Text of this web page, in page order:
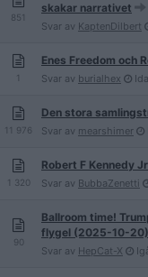
851
skakar narrativet
Svar av KaptenDilbert
1
Enes Freedom och
Svar av burialhex
11 976
Den stora
Svar av mearshimer
1 320
Robert F Kennedy
Svar av BubbaZenetti
90
Ballroom time!
flygel (2025-10-20)
Svar av HepCat-X